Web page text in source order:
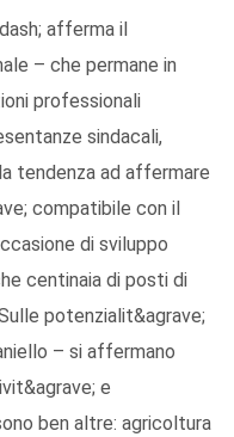
afferma il
– che permane in
professionali
sindacali,
tendenza ad affermare
compatibile con il
di sviluppo
centinaia di posti di
potenzialit&agrave;
– si affermano
e
ben altre: agricoltura